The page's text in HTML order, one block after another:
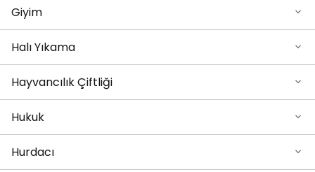
Giyim
Halı Yıkama
Hayvancılık Çiftliği
Hukuk
Hurdacı